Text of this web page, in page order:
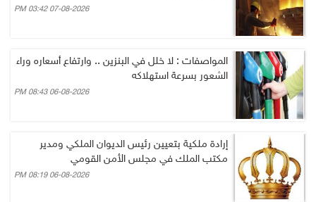
07-08-2026 03:42 PM
المواصفات : لا خلل في البنزين .. وارتفاع أسعاره وراء
الشعور بسرعة استهلاكه
06-08-2026 08:43 PM
إرادة ملكية بتعيين رئيس الديوان الملكي ومدير
مكتب الملك في مجلس الأمن القومي
06-08-2026 08:19 PM